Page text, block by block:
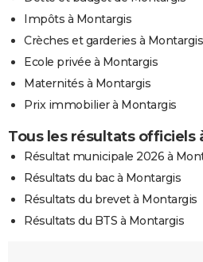
Impôts à Montargis
Crèches et garderies à Montargis
Ecole privée à Montargis
Maternités à Montargis
Prix immobilier à Montargis
Tous les résultats officiels
Résultat municipale 2026 à
Résultats du bac à Montargis
Résultats du brevet à Montargis
Résultats du BTS à Montargis